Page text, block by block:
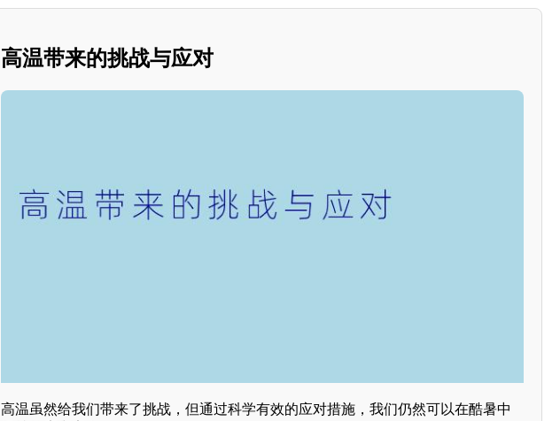
高温带来的挑战与应对
高温虽然给我们带来了挑战，但通过科学有效的应对措施，我们仍然可以在酷暑中